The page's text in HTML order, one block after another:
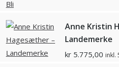
Anne Kristin
Landemerke
kr 5.775,00 inkl.